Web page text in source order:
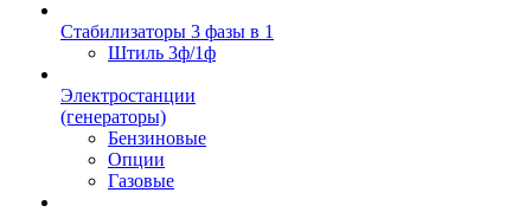
Стабилизаторы 3 фазы в 1
Штиль 3ф/1ф
Электростанции
(генераторы)
Бензиновые
Опции
Газовые